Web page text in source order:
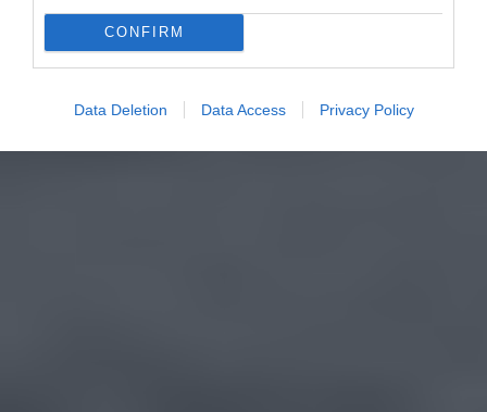
CONFIRM
Data Deletion Data Access Privacy Policy